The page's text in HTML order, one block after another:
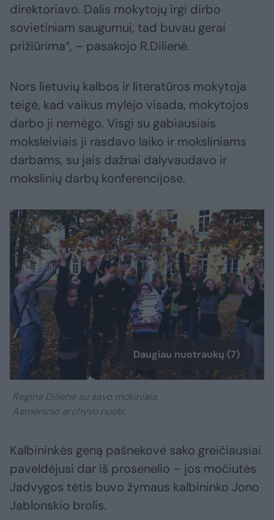
direktoriavo. Dalis mokytojų irgi dirbo
sovietiniam saugumui, tad buvau gerai
prižiūrima“, – pasakojo R.Dilienė.
Nors lietuvių kalbos ir literatūros mokytoja
teigė, kad vaikus mylėjo visada, mokytojos
darbo ji nemėgo. Visgi su gabiausiais
moksleiviais ji rasdavo laiko ir moksliniams
darbams, su jais dažnai dalyvaudavo ir
mokslinių darbų konferencijose.
Daugiau nuotraukų (7)
Regina Dilienė su savo mokiniais.
Asmeninio archyvo nuotr.
Kalbininkės geną pašnekovė sako greičiausiai
paveldėjusi dar iš prosenelio – jos močiutės
Jadvygos tėtis buvo žymaus kalbininko Jono
Jablonskio brolis.